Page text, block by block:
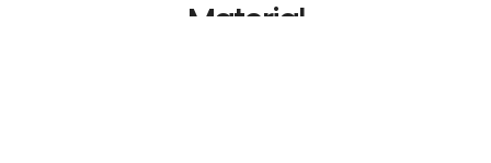
Material